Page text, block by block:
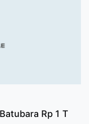
Rp 1 T